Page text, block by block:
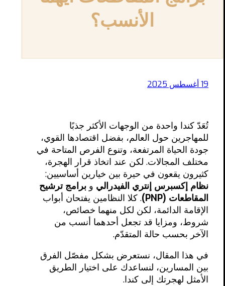
الأنسب؟
19 أغسطس 2025
تُعَدّ كندا واحدة من الوجهات الأكثر جذبًا
للمهاجرين حول العالم، بفضل اقتصادها القوي،
جودة الحياة المرتفعة، وتنوع الفرص المتاحة في
مختلف المجالات. لكن عند اتخاذ قرار الهجرة،
كثيرون يقعون في حيرة بين خيارين أساسيين:
نظام إكسبرس إنتري الفيدرالي و برامج ترشيح
المقاطعات (PNP)
. كلا النظامين يفتحان أبواب
الإقامة الدائمة، لكن لكل منهما خصائص،
شروط، ومزايا قد تجعل أحدهما أنسب من
الآخر بحسب حالة المتقدّم.
في هذا المقال، نستعرض بشكل مفصّل الفرق
بين المسارين، لنساعدك على اختيار الطريق
الأمثل لهجرتك إلى كندا.